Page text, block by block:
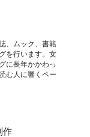
、ムック、書籍
を行います。女
に長年かかわっ
む人に響くペー
作